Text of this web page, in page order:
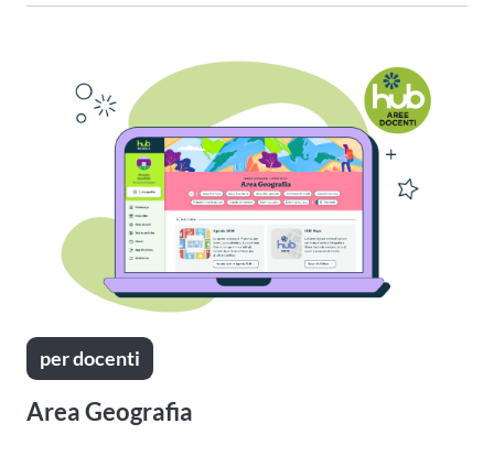
per docenti
Area Geografia